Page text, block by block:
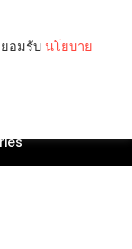
อมรับ นโยบาย